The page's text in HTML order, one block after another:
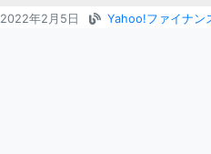
2022年2月5日 Yahoo!ファイナン